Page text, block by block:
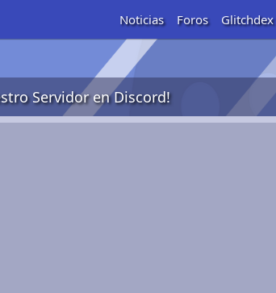
Noticias Foros Glitchdex
Servidor en Discord!